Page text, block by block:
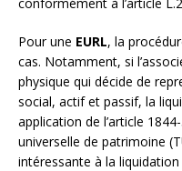
Pour une EURL, la
cas. Notamment, si
physique qui décide de
social, actif et passif, la
application de l’article
universelle de patrimoine
intéressante à la